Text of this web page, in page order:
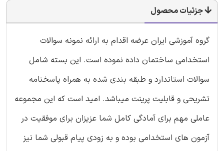
جزئیات محصول
گروه آموزشی ایران عرضه اقدام به ارائه نمونه سوالات
استخدامی ساختمان داده نموده است. این بسته شامل
سوالات استاندارد و طبقه بندی شده به همراه پاسخنامه
تشریحی و قابلیت پرینت میباشد. امید است که این مجموعه
عاملی مهم برای آمادگی کامل شما عزیزان برای موفقیت در
آزمون های استخدامی بوده و به زودی پیام قبولی شما نیز